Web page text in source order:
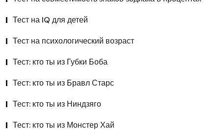
Тест на IQ для детей
Тест на психологический возраст
Тест: кто ты из Губки Боба
Тест: кто ты из Бравл Старс
Тест: кто ты из Ниндзяго
Тест: кто ты из Монстер Хай